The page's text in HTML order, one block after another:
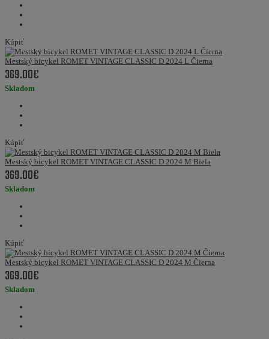
Kúpiť
Mestský bicykel ROMET VINTAGE CLASSIC D 2024 L Čierna
369.00€
Skladom
Kúpiť
Mestský bicykel ROMET VINTAGE CLASSIC D 2024 M Biela
369.00€
Skladom
Kúpiť
Mestský bicykel ROMET VINTAGE CLASSIC D 2024 M Čierna
369.00€
Skladom